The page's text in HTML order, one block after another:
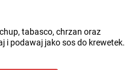
tabasco, chrzan oraz
i podawaj jako sos do krewetek.